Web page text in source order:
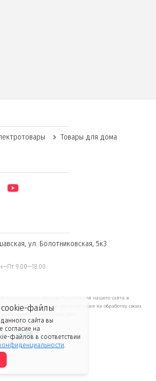
файлы
сайта вы
согласие на
файлов в соответствии
.
ул. Болотниковская, 5к3
9:00—18:00
персональные данные посетителей нашего сайта в
политикой. Если вы не даете согласия на обработку своих
покинуть наш сайт.
Товары для дома